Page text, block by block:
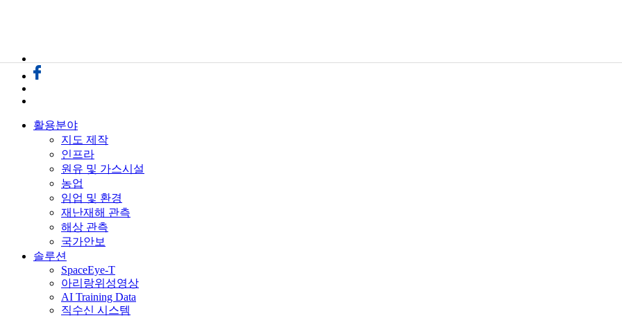
활용분야
지도 제작
인프라
원유 및 가스시설
농업
임업 및 환경
재난재해 관측
해상 관측
국가안보
솔루션
SpaceEye-T
아리랑위성영상
AI Training Data
직수신 시스템